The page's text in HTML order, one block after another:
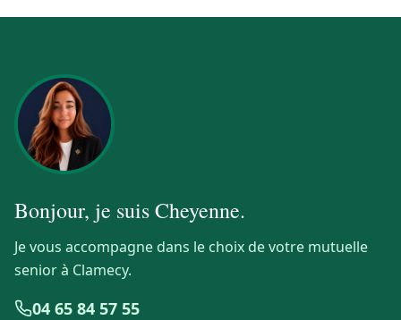
Bonjour, je suisCheyenne.
Je vous accompagne dans le choix de votre mutuelle
senior à Clamecy.
04 65 84 57 55